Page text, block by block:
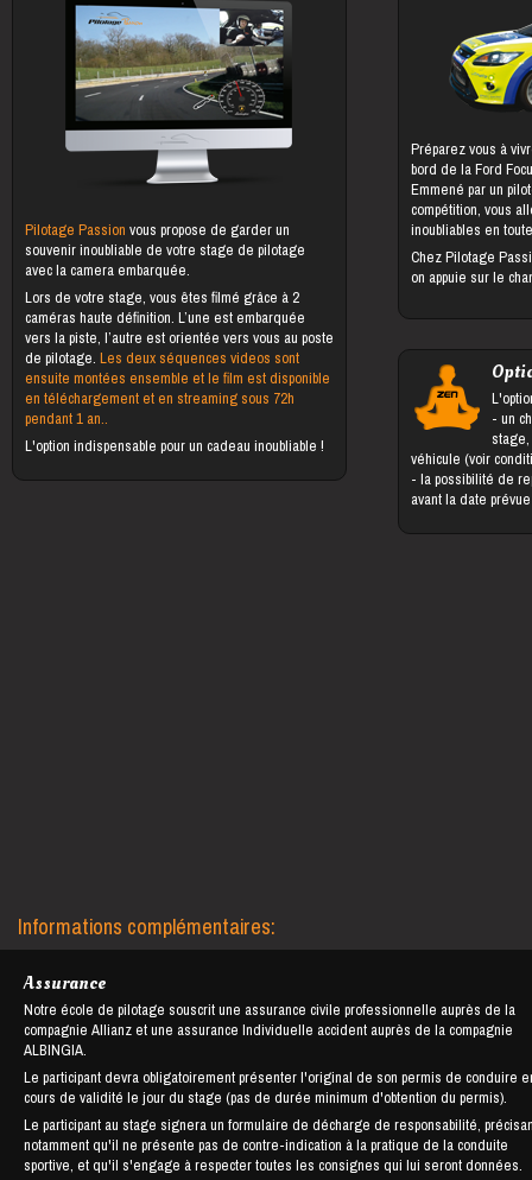
Pilotage Passionvous propose de garder un
souvenir inoubliable de votre stage de pilotage
avec la camera embarquée.
Lors de votre stage, vous êtes filmé grâce à 2
caméras haute définition. L’une est embarquée
vers la piste, l’autre est orientée vers vous au poste
de pilotage.Les deux séquences videos sont
ensuite montées ensemble et le film est disponible
en téléchargement et en streaming sous 72h
pendant 1 an..
L'option indispensable pour un cadeau inoubliable !
Préparez vous à
bord de la Ford
Emmené par un
compétition, vous
inoubliables en
Chez Pilotage
on appuie sur le
- un changement du bénéficiaire du
véhicule (voir
- la possibilité de reporter le stage jusqu'à 5 jours
avant la date
Informations complémentaires:
Assurance
Notre école de pilotage souscrit une assurance civile professionnelle auprès de la
compagnie Allianz et une assurance Individuelle accident auprès de la compagnie
ALBINGIA.
Le participant devra obligatoirement présenter l'original de son permis de conduire
cours de validité le jour du stage (pas de durée minimum d'obtention du permis).
Le participant au stage signera un formulaire de décharge de responsabilité,
notamment qu'il ne présente pas de contre-indication à la pratique de la conduite
sportive, et qu'il s'engage à respecter toutes les consignes qui lui seront données.